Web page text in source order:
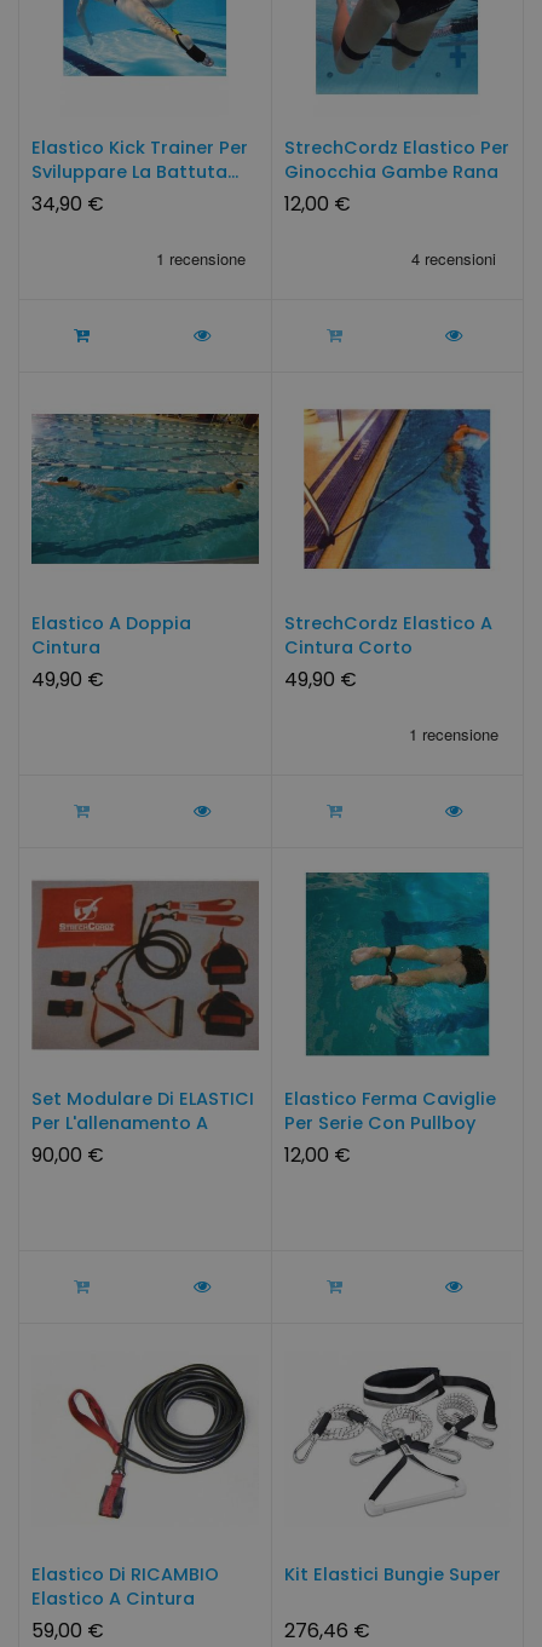
Elastico Kick Trainer Per
Sviluppare La Battuta...
34,90 €
StrechCordz Elastico Per
Ginocchia Gambe Rana
12,00 €
Elastico A Doppia
Cintura
49,90 €
StrechCordz Elastico A
Cintura Corto
49,90 €
Set Modulare Di ELASTICI
Per L'allenamento A
Secco
90,00 €
Elastico Ferma Caviglie
Per Serie Con Pullboy
12,00 €
Elastico Di RICAMBIO
Elastico A Cintura
Lungo...
59,00 €
Kit Elastici Bungie Super
276,46 €